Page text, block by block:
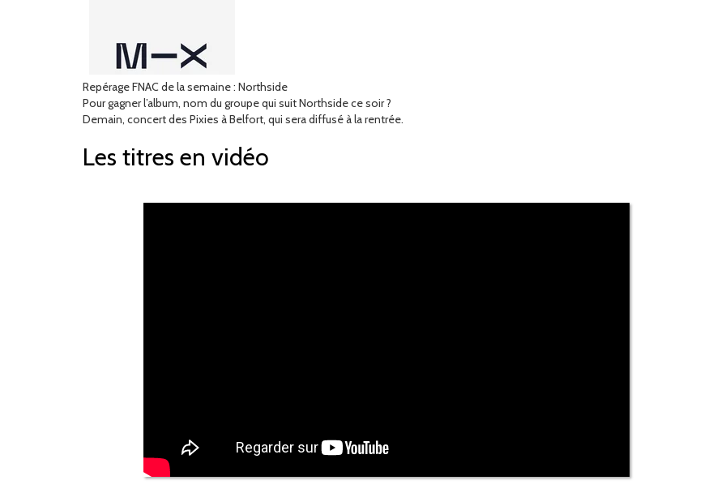
Repérage FNAC de la semaine : Northside
Pour gagner l’album, nom du groupe qui suit Northside ce soir ?
Demain, concert des Pixies à Belfort, qui sera diffusé à la rentrée.
Les titres en vidéo